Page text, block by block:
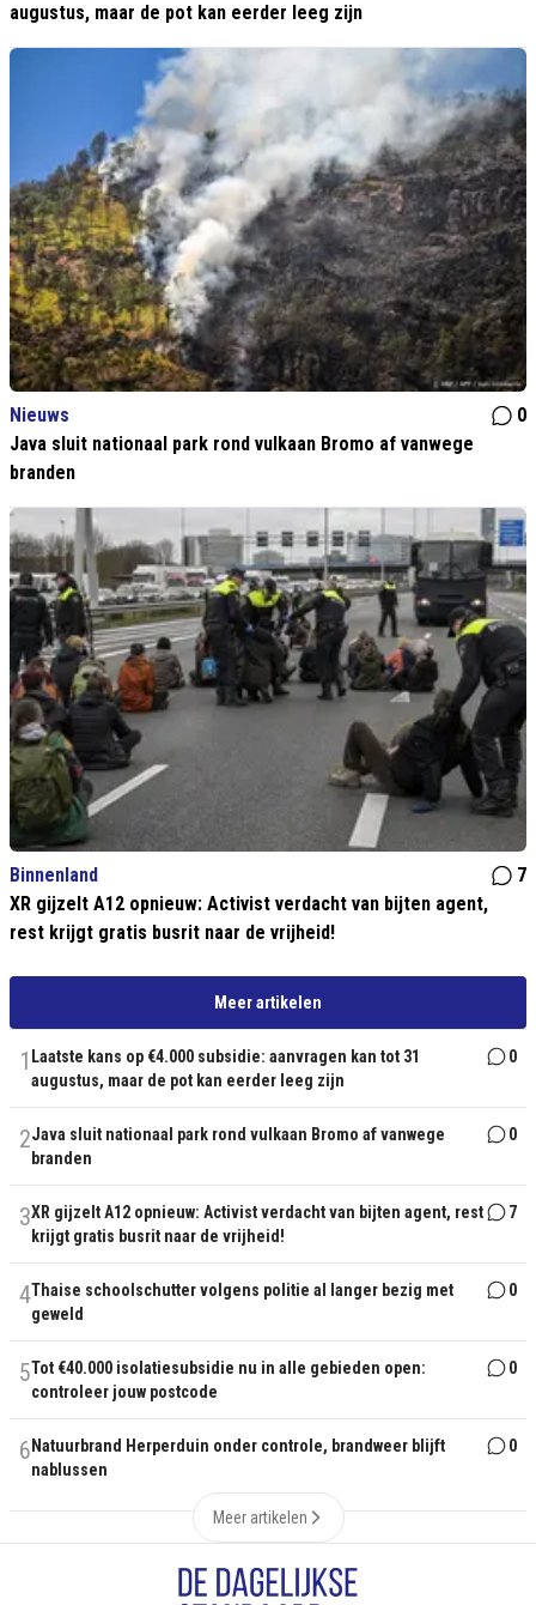
augustus, maar de pot kan eerder leeg zijn
Nieuws
0
Java sluit nationaal park rond vulkaan Bromo af vanwege
branden
Binnenland
7
XR gijzelt A12 opnieuw: Activist verdacht van bijten agent,
rest krijgt gratis busrit naar de vrijheid!
Meer artikelen
1 Laatste kans op €4.000 subsidie: aanvragen kan tot 31
augustus, maar de pot kan eerder leeg zijn
0
2Java sluit nationaal park rond vulkaan Bromo af vanwege
branden
0
3XR gijzelt A12 opnieuw: Activist verdacht van bijten agent, rest
krijgt gratis busrit naar de vrijheid!
7
4Thaise schoolschutter volgens politie al langer bezig met
geweld
0
5Tot €40.000 isolatiesubsidie nu in alle gebieden open:
controleer jouw postcode
0
6 Natuurbrand Herperduin onder controle, brandweer blijft
nablussen
0
Meer artikelen